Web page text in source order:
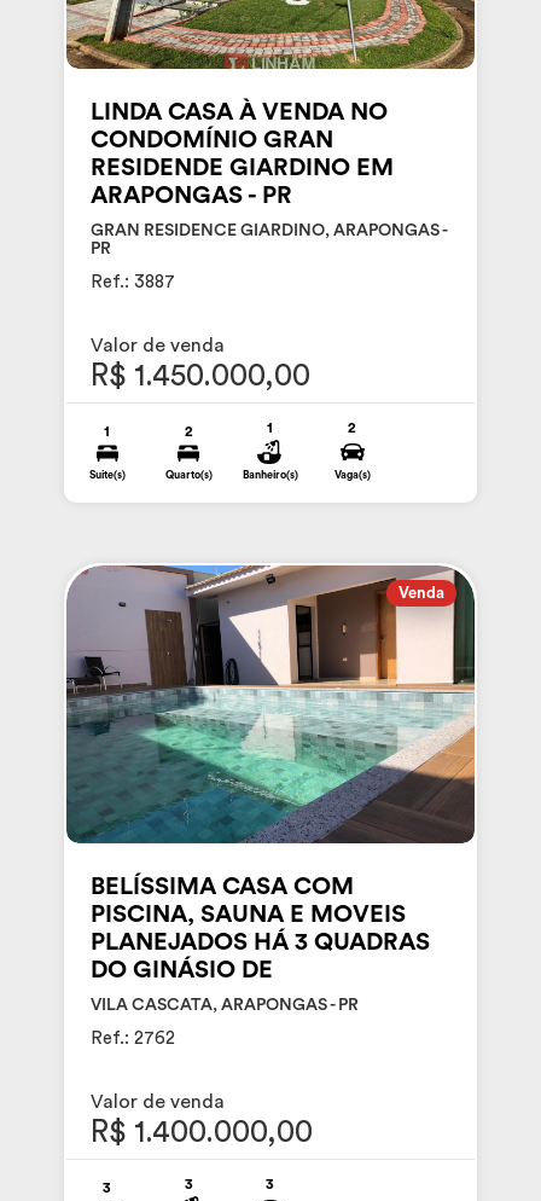
LINDA CASA À VENDA NO
CONDOMÍNIO GRAN
RESIDENDE GIARDINO EM
ARAPONGAS - PR
GRAN RESIDENCE GIARDINO, ARAPONGAS -
PR
Ref.: 3887
Valor de venda
R$ 1.450.000,00
1
Suite(s)
2
Quarto(s)
1
Banheiro(s)
2
Vaga(s)
Venda
BELÍSSIMA CASA COM
PISCINA, SAUNA E MOVEIS
PLANEJADOS HÁ 3 QUADRAS
DO GINÁSIO DE
VILA CASCATA, ARAPONGAS - PR
Ref.: 2762
Valor de venda
R$ 1.400.000,00
3 3 3